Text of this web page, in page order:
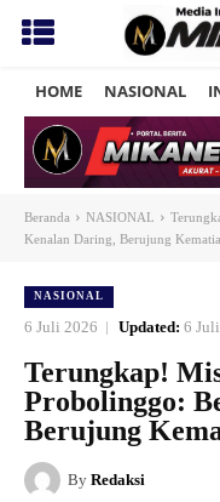
HOME NASIONAL
Beranda NASIONAL
Kenalan Daring, Berujung
NASIONAL
6 Juli 2026 Updated: 6
Terungkap!
Probolinggo:
Berujung
By Redaksi